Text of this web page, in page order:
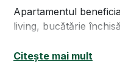
Apartamentul
living, bucătărie
Unul dintre
petrecut în aer liber.
Citește mai mult